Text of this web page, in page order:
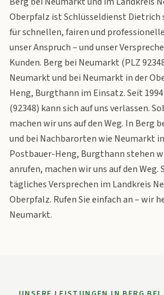
Oberpfalz ist Schlüsseldienst Dietrich
für schnellen, fairen und
unser Anspruch – und unser
Kunden. Berg bei Neumarkt (PLZ
Neumarkt und bei Neumarkt in der
Heng, Burgthann im Einsatz. Seit
(92348) kann sich auf uns verlassen.
machen wir uns auf den Weg. In Berg
und bei Nachbarorten wie Neumarkt
Postbauer-Heng, Burgthann stehen
anrufen, machen wir uns auf den Weg.
tägliches Versprechen im Landkreis
Oberpfalz. Rufen Sie einfach an – wir
Neumarkt.